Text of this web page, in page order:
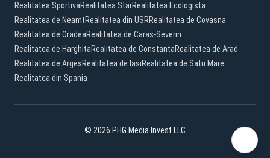
Realitatea SportivaRealitatea StarRealitatea Ecologista
Realitatea de NeamtRealitatea din USRRealitatea de Covasna
Realitatea de OradeaRealitatea de Caras-Severin
Realitatea de HarghitaRealitatea de ConstantaRealitatea de Arad
Realitatea de ArgesRealitatea de IasiRealitatea de Satu Mare
Realitatea din Spania
© 2026 PHG Media Invest LLC